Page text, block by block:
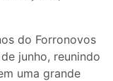
do Forronovos
junho, reunindo
uma grande